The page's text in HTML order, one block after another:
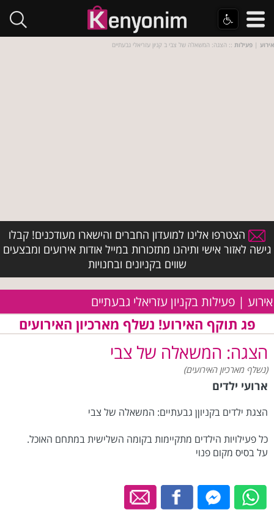
אירוע | פעילות :: הצגה: המשאלה של צבי ב קניון עזריאלי גבעתיים
הצטרפו אלינו למועדון החברים והישארו מעודכנים! קבלו
גישה לאזור אישי ותיהנו מתזכורות במייל אודות אירועים ומבצעים
שווים בקניונים ובחנויות
אירוע | פעילות בקניון עזריאלי גבעתיים
פג תוקף האירוע! נשלף מארכיון האירועים
הצגה: המשאלה של צבי
(נשלף מארכיון האירועים)
ארועי ילדים
הצגת ילדים בקניוןן גבעתיים: המשאלה של צבי
כל פעילויות הילדים מתקיימות בקומה השלישית במתחם האוכל.
על בסיס מקום פנוי